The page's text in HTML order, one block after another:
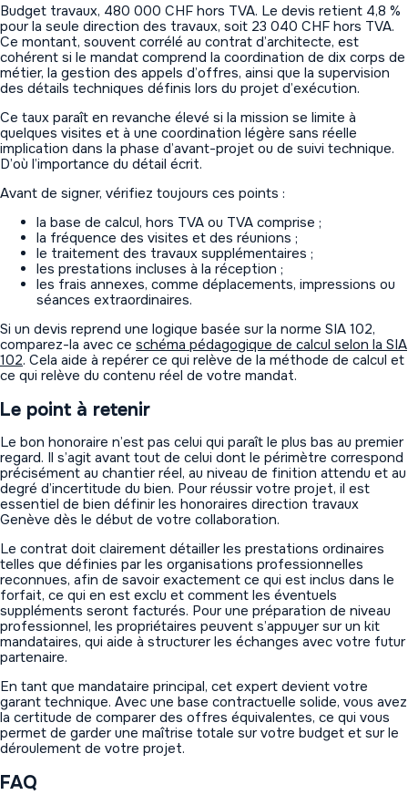
Budget travaux, 480 000 CHF hors TVA. Le devis retient 4,8 %
pour la seule direction des travaux, soit 23 040 CHF hors TVA.
Ce montant, souvent corrélé au contrat d’architecte, est
cohérent si le mandat comprend la coordination de dix corps de
métier, la gestion des appels d’offres, ainsi que la supervision
des détails techniques définis lors du projet d’exécution.
Ce taux paraît en revanche élevé si la mission se limite à
quelques visites et à une coordination légère sans réelle
implication dans la phase d’avant-projet ou de suivi technique.
D’où l’importance du détail écrit.
Avant de signer, vérifiez toujours ces points :
la base de calcul, hors TVA ou TVA comprise ;
la fréquence des visites et des réunions ;
le traitement des travaux supplémentaires ;
les prestations incluses à la réception ;
les frais annexes, comme déplacements, impressions ou
séances extraordinaires.
Si un devis reprend une logique basée sur la norme SIA 102,
comparez-la avec ce schéma pédagogique de calcul selon la SIA
102. Cela aide à repérer ce qui relève de la méthode de calcul et
ce qui relève du contenu réel de votre mandat.
Le point à retenir
Le bon honoraire n’est pas celui qui paraît le plus bas au premier
regard. Il s’agit avant tout de celui dont le périmètre correspond
précisément au chantier réel, au niveau de finition attendu et au
degré d’incertitude du bien. Pour réussir votre projet, il est
essentiel de bien définir les honoraires direction travaux
Genève dès le début de votre collaboration.
Le contrat doit clairement détailler les prestations ordinaires
telles que définies par les organisations professionnelles
reconnues, afin de savoir exactement ce qui est inclus dans le
forfait, ce qui en est exclu et comment les éventuels
suppléments seront facturés. Pour une préparation de niveau
professionnel, les propriétaires peuvent s’appuyer sur un kit
mandataires, qui aide à structurer les échanges avec votre futur
partenaire.
En tant que mandataire principal, cet expert devient votre
garant technique. Avec une base contractuelle solide, vous avez
la certitude de comparer des offres équivalentes, ce qui vous
permet de garder une maîtrise totale sur votre budget et sur le
déroulement de votre projet.
FAQ